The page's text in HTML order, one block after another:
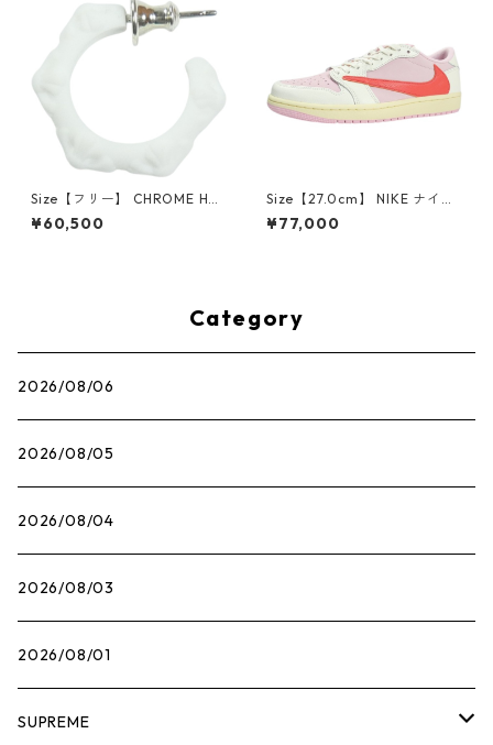
Size【フリー】 CHROME HEA
RTS クロム・ハーツ CH Cross
SINGLE Hoop Earring WHITE
¥60,500
Size【27.0cm】 NIKE ナイキ
×Travis Scott AIR JORDAN 1
LOW OG SP Muslin/Shy Pink
¥77,000
Category
2026/08/06
2026/08/05
2026/08/04
2026/08/03
2026/08/01
SUPREME